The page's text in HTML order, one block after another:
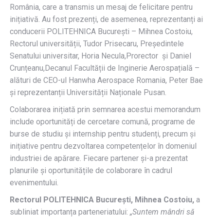
România, care a transmis un mesaj de felicitare pentru
inițiativă. Au fost prezenți, de asemenea, reprezentanți ai
conducerii POLITEHNICA București – Mihnea Costoiu,
Rectorul universității, Tudor Prisecaru, Președintele
Senatului universitar, Horia Necula,Prorector și Daniel
Crunțeanu,Decanul Facultății de Inginerie Aerospațială –
alături de CEO-ul Hanwha Aerospace Romania, Peter Bae
și reprezentanții Universității Naționale Pusan.
Colaborarea inițiată prin semnarea acestui memorandum
include oportunități de cercetare comună, programe de
burse de studiu și internship pentru studenți, precum și
inițiative pentru dezvoltarea competențelor în domeniul
industriei de apărare. Fiecare partener și-a prezentat
planurile și oportunitățile de colaborare în cadrul
evenimentului.
Rectorul POLITEHNICA București, Mihnea Costoiu, a
subliniat importanța parteneriatului: „Suntem mândri să